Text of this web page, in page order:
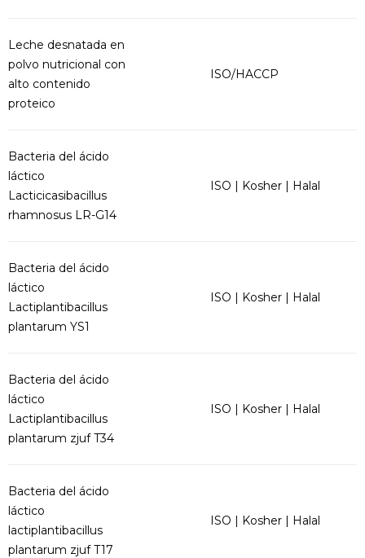
Leche desnatada en
polvo nutricional con
alto contenido
proteico
ISO/HACCP
Bacteria del ácido
láctico
Lacticicasibacillus
rhamnosus LR-G14
ISO | Kosher | Halal
Bacteria del ácido
láctico
Lactiplantibacillus
plantarum YS1
ISO | Kosher | Halal
Bacteria del ácido
láctico
Lactiplantibacillus
plantarum zjuf T34
ISO | Kosher | Halal
Bacteria del ácido
láctico
lactiplantibacillus
plantarum zjuf T17
ISO | Kosher | Halal